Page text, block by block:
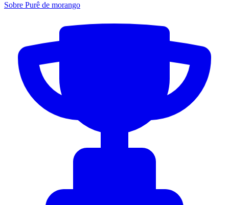
Sobre Purê de morango